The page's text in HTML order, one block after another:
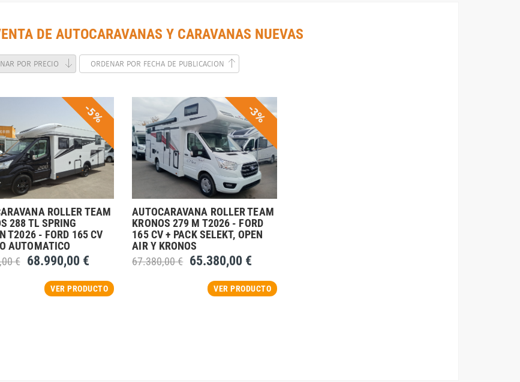
DE AUTOCARAVANAS Y CARAVANAS NUEVAS
POR PRECIO ORDENAR POR FECHA DE PUBLICACION
-5%
ROLLER TEAM
288 TL SPRING
T2026 - FORD 165 CV
AUTOMATICO
€ 68.990,00 €
VER PRODUCTO
-3%
AUTOCARAVANA ROLLER TEAM
KRONOS 279 M T2026 - FORD
165 CV + PACK SELEKT, OPEN
AIR Y KRONOS
67.380,00 € 65.380,00 €
VER PRODUCTO